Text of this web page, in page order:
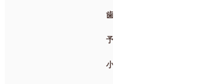
歯周病
予防歯科
小児歯科